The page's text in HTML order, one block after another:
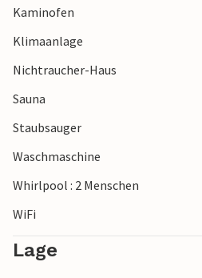
Kaminofen
Klimaanlage
Nichtraucher-Haus
Sauna
Staubsauger
Waschmaschine
Whirlpool : 2 Menschen
WiFi
Lage